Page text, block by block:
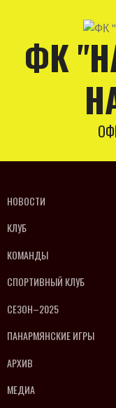
contentФК
НОВОСТИ
КЛУБ
КОМАНДЫ
СПОРТИВНЫЙ КЛУБ
СЕЗОН–2025
ПАНАРМЯНСКИЕ ИГРЫ
АРХИВ
МЕДИА